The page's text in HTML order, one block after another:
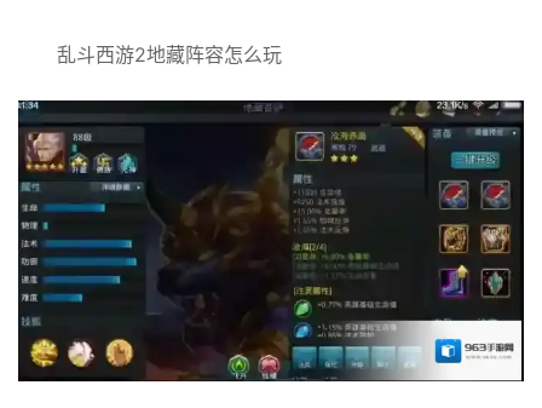
乱斗西游2地藏阵容怎么玩